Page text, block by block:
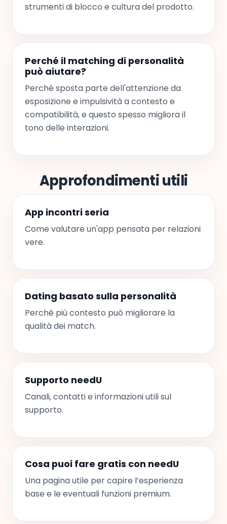
strumenti di blocco e cultura del prodotto.
Perché il matching di personalità
può aiutare?
Perché sposta parte dell'attenzione da
esposizione e impulsività a contesto e
compatibilità, e questo spesso migliora il
tono delle interazioni.
Approfondimenti utili
App incontri seria
Come valutare un'app pensata per relazioni
vere.
Dating basato sulla personalità
Perché più contesto può migliorare la
qualità dei match.
Supporto needU
Canali, contatti e informazioni utili sul
supporto.
Cosa puoi fare gratis con needU
Una pagina utile per capire l’esperienza
base e le eventuali funzioni premium.